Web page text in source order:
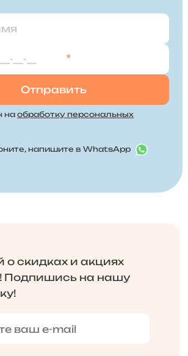
*
на обработку персональных
напишите в WhatsApp
о скидках и акциях
Подпишись на нашу